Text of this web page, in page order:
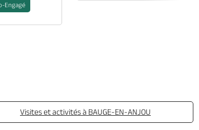
Engagé
Visites et activités à BAUGE-EN-ANJOU